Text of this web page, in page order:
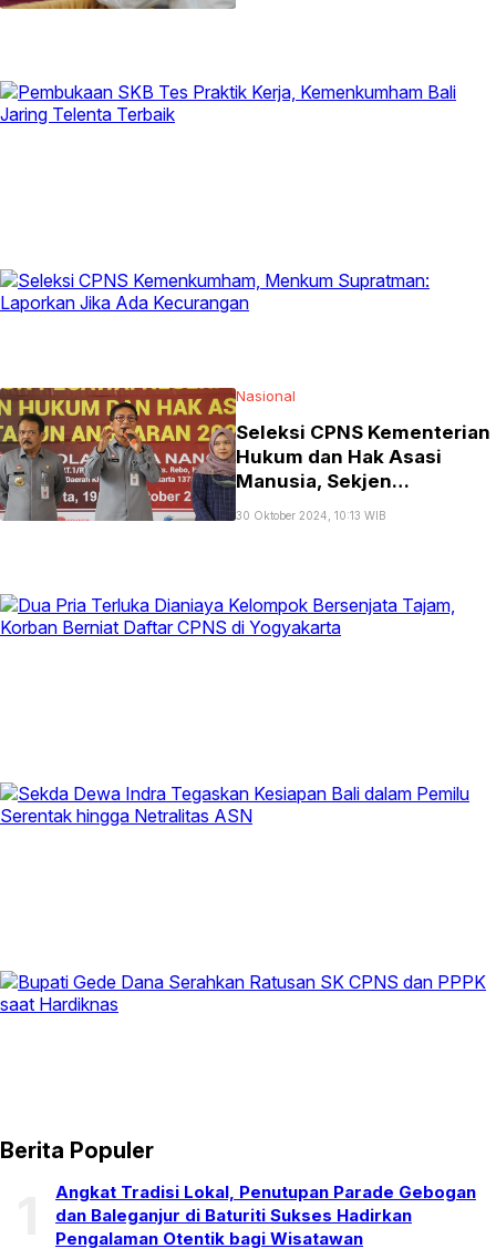
Nasional
Seleksi CPNS Kementerian
Hukum dan Hak Asasi
Manusia, Sekjen
Tunjukkan Kemampuan
30 Oktober 2024, 10:13 WIB
Berita Populer
Angkat Tradisi Lokal, Penutupan Parade Gebogan
dan Baleganjur di Baturiti Sukses Hadirkan
Pengalaman Otentik bagi Wisatawan